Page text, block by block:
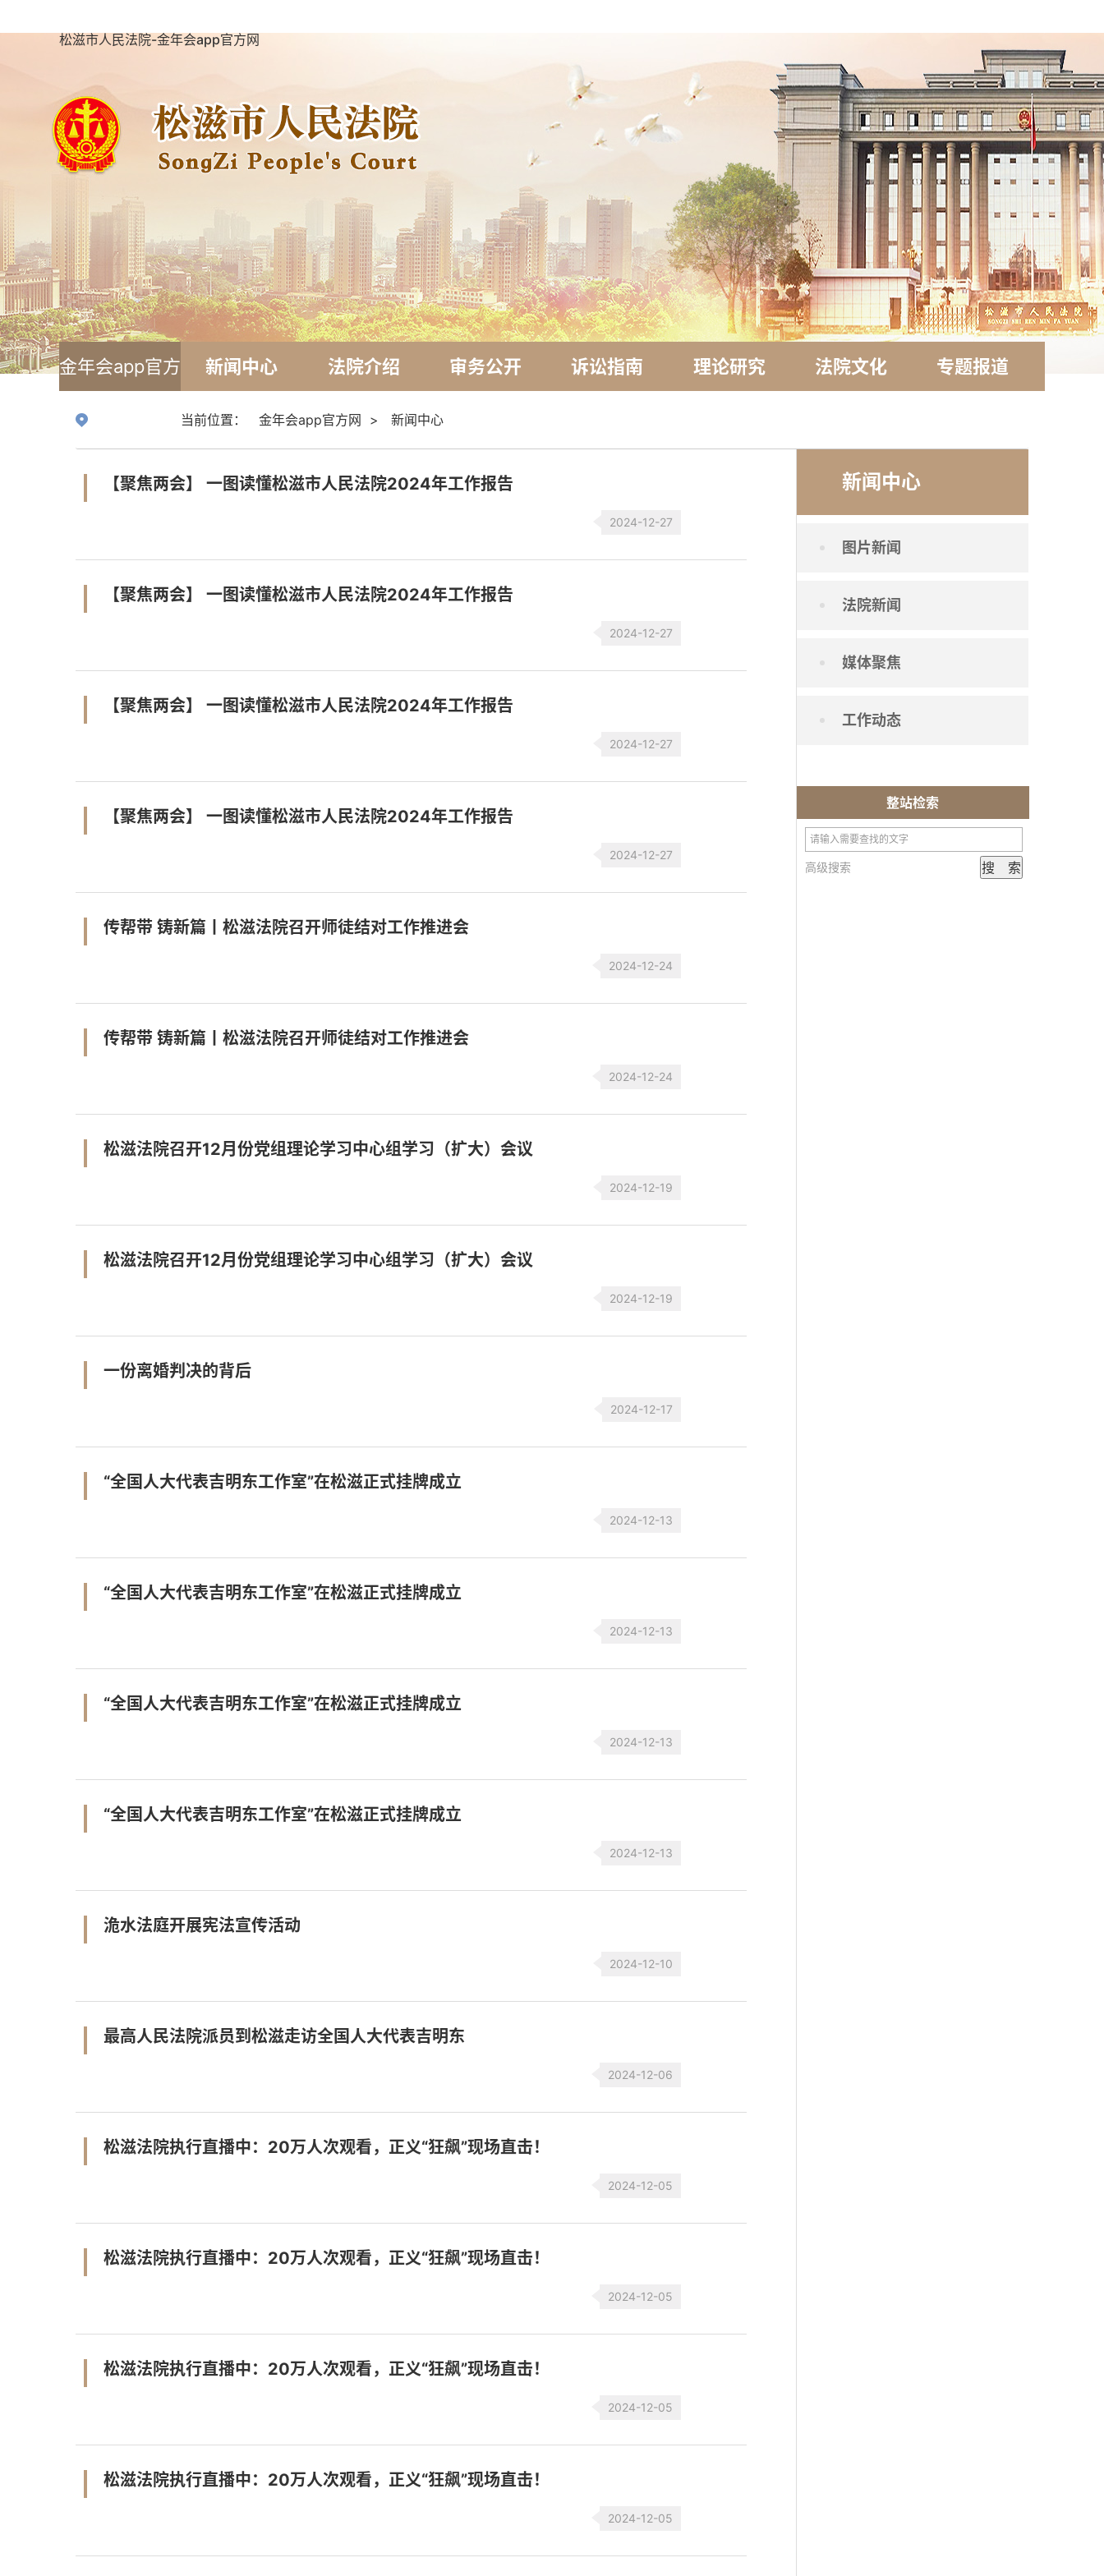
松滋市人民法院-金年会app官方网
金年会app官方 新闻中心 法院介绍 审务公开 诉讼指南 理论研究 法院文化 专题报道
当前位置： 金年会app官方网 > 新闻中心
新闻中心
图片新闻
法院新闻
媒体聚焦
工作动态
整站检索
高级搜索
【聚焦两会】 一图读懂松滋市人民法院2024年工作报告
2024-12-27
【聚焦两会】 一图读懂松滋市人民法院2024年工作报告
2024-12-27
【聚焦两会】 一图读懂松滋市人民法院2024年工作报告
2024-12-27
【聚焦两会】 一图读懂松滋市人民法院2024年工作报告
2024-12-27
传帮带 铸新篇丨松滋法院召开师徒结对工作推进会
2024-12-24
传帮带 铸新篇丨松滋法院召开师徒结对工作推进会
2024-12-24
松滋法院召开12月份党组理论学习中心组学习（扩大）会议
2024-12-19
松滋法院召开12月份党组理论学习中心组学习（扩大）会议
2024-12-19
一份离婚判决的背后
2024-12-17
“全国人大代表吉明东工作室”在松滋正式挂牌成立
2024-12-13
“全国人大代表吉明东工作室”在松滋正式挂牌成立
2024-12-13
“全国人大代表吉明东工作室”在松滋正式挂牌成立
2024-12-13
“全国人大代表吉明东工作室”在松滋正式挂牌成立
2024-12-13
洈水法庭开展宪法宣传活动
2024-12-10
最高人民法院派员到松滋走访全国人大代表吉明东
2024-12-06
松滋法院执行直播中：20万人次观看，正义“狂飙”现场直击！
2024-12-05
松滋法院执行直播中：20万人次观看，正义“狂飙”现场直击！
2024-12-05
松滋法院执行直播中：20万人次观看，正义“狂飙”现场直击！
2024-12-05
松滋法院执行直播中：20万人次观看，正义“狂飙”现场直击！
2024-12-05